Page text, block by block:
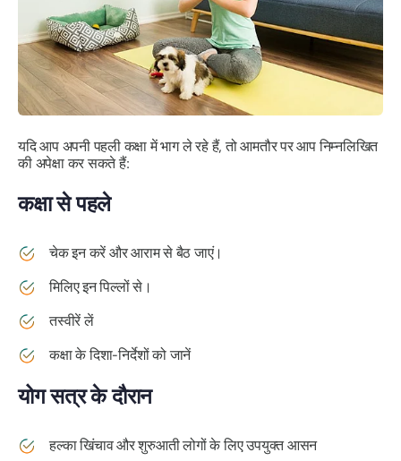
यदि आप अपनी पहली कक्षा में भाग ले रहे हैं, तो आमतौर पर आप निम्नलिखित
की अपेक्षा कर सकते हैं:
कक्षा से पहले
चेक इन करें और आराम से बैठ जाएं।
मिलिए इन पिल्लों से।
तस्वीरें लें
कक्षा के दिशा-निर्देशों को जानें
योग सत्र के दौरान
हल्का खिंचाव और शुरुआती लोगों के लिए उपयुक्त आसन